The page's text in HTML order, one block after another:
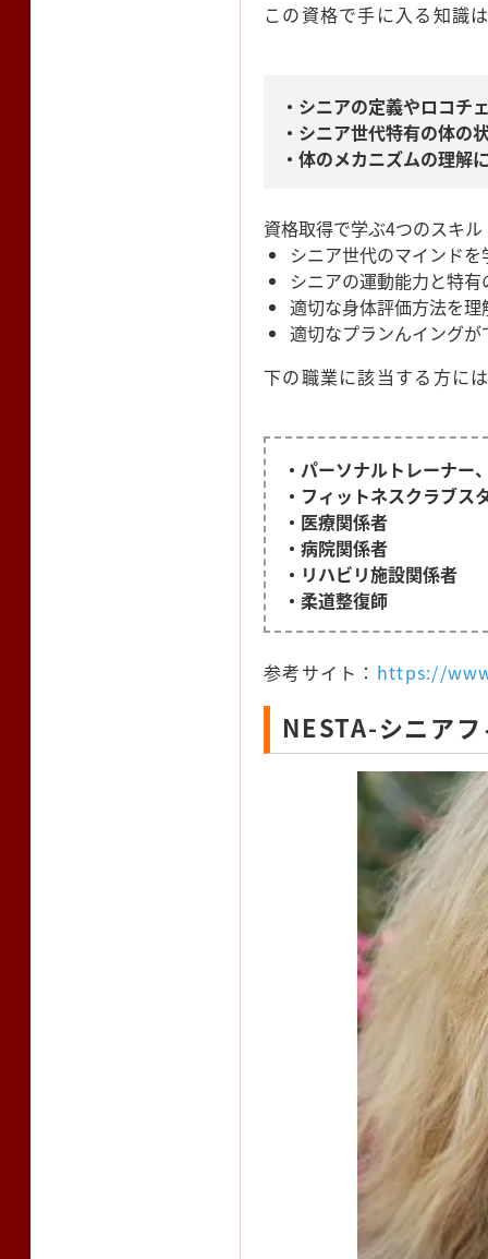
この資格で手に入る知識
・シニアの定義やロコチ
・シニア世代特有の体の
・体のメカニズムの理解
資格取得で学ぶ4つのスキル
シニア世代のマインドを
シニアの運動能力と特
適切な身体評価方法を
適切なプランんイングが
下の職業に該当する方に
・パーソナルトレーナー
・フィットネスクラブス
・医療関係者
・病院関係者
・リハビリ施設関係者
・柔道整復師
参考サイト： https://
NESTA-シニア